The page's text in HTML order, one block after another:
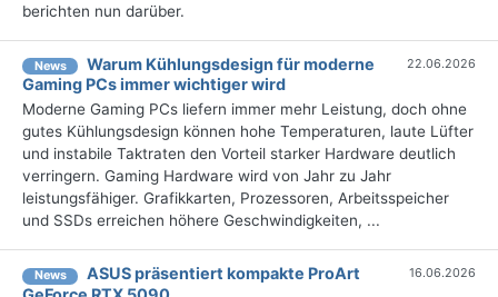
berichten nun darüber.
News
Warum Kühlungsdesign für moderne
Gaming PCs immer wichtiger wird
22.06.2026
Moderne Gaming PCs liefern immer mehr Leistung, doch ohne
gutes Kühlungsdesign können hohe Temperaturen, laute Lüfter
und instabile Taktraten den Vorteil starker Hardware deutlich
verringern. Gaming Hardware wird von Jahr zu Jahr
leistungsfähiger. Grafikkarten, Prozessoren, Arbeitsspeicher
und SSDs erreichen höhere Geschwindigkeiten, ...
News
ASUS präsentiert kompakte ProArt
16.06.2026